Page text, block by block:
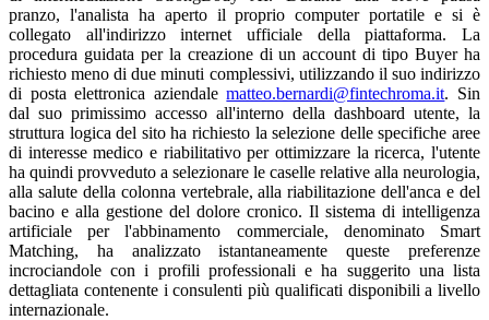
pranzo, l'analista ha aperto il proprio computer portatile e si è
collegato all'indirizzo internet ufficiale della piattaforma. La
procedura guidata per la creazione di un account di tipo Buyer ha
richiesto meno di due minuti complessivi, utilizzando il suo indirizzo
di posta elettronica aziendalematteo.bernardi@fintechroma.it. Sin
dal suo primissimo accesso all'interno della dashboard utente, la
struttura logica del sito ha richiesto la selezione delle specifiche aree
di interesse medico e riabilitativo per ottimizzare la ricerca, l'utente
ha quindi provveduto a selezionare le caselle relative alla neurologia,
alla salute della colonna vertebrale, alla riabilitazione dell'anca e del
bacino e alla gestione del dolore cronico. Il sistema di intelligenza
artificiale per l'abbinamento commerciale, denominato Smart
Matching, ha analizzato istantaneamente queste preferenze
incrociandole con i profili professionali e ha suggerito una lista
dettagliata contenente i consulenti più qualificati disponibili a livello
internazionale.